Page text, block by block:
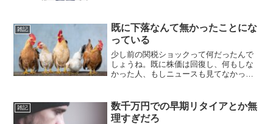
ないもののみ未承認で削除...
雑記
既に下落なんて無かったことにな
っている
少し前の関税ショックって何だったんで
しょうね。既に株価は回復し、何もしな
かった人、もしニュースも見てなかった
まだ先行きが見えないとはいえ、もうこ
の関税のニュースで大きな...
雑記
数千万円での早期リタイアとか無
理すぎだろ